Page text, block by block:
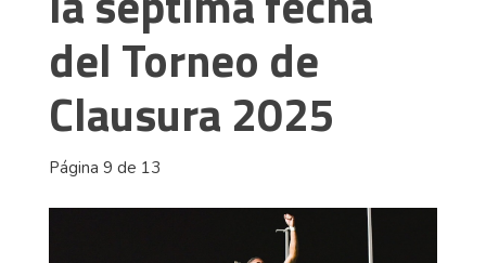
del Torneo de
Clausura 2025
Página 9 de 13